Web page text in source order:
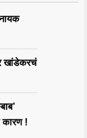
खांडेकरचं
कारण !